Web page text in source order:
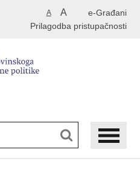
e-Građani
A A
Prilagodba pristupačnosti